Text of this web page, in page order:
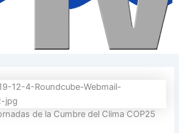
de la Cumbre del Clima COP25